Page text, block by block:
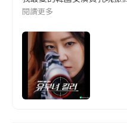
閱讀更多